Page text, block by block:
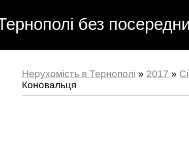
без
Нерухомість в Тернополі » 2017 »
Коновальця